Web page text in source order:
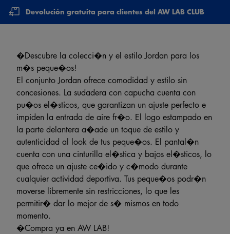
Devolución gratuita para clientes del AW LAB CLUB
�Descubre la colecci�n y el estilo Jordan para los
m�s peque�os!
El conjunto Jordan ofrece comodidad y estilo sin
concesiones. La sudadera con capucha cuenta con
pu�os el�sticos, que garantizan un ajuste perfecto e
impiden la entrada de aire fr�o. El logo estampado en
la parte delantera a�ade un toque de estilo y
autenticidad al look de tus peque�os. El pantal�n
cuenta con una cinturilla el�stica y bajos el�sticos, lo
que ofrece un ajuste ce�ido y c�modo durante
cualquier actividad deportiva. Tus peque�os podr�n
moverse libremente sin restricciones, lo que les
permitir� dar lo mejor de s� mismos en todo
momento.
�Compra ya en AW LAB!